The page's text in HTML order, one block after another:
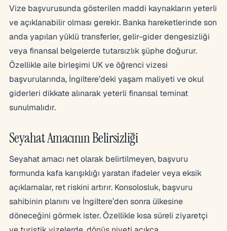
Vize başvurusunda gösterilen maddi kaynakların yeterli
ve açıklanabilir olması gerekir. Banka hareketlerinde son
anda yapılan yüklü transferler, gelir-gider dengesizliği
veya finansal belgelerde tutarsızlık şüphe doğurur.
Özellikle aile birleşimi UK ve öğrenci vizesi
başvurularında, İngiltere’deki yaşam maliyeti ve okul
giderleri dikkate alınarak yeterli finansal teminat
sunulmalıdır.
Seyahat Amacının Belirsizliği
Seyahat amacı net olarak belirtilmeyen, başvuru
formunda kafa karışıklığı yaratan ifadeler veya eksik
açıklamalar, ret riskini artırır. Konsolosluk, başvuru
sahibinin planını ve İngiltere’den sonra ülkesine
döneceğini görmek ister. Özellikle kısa süreli ziyaretçi